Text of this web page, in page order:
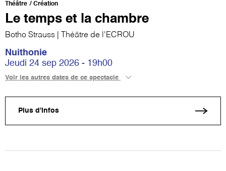
Théâtre Création
Le temps et la chambre
Botho Strauss | Théâtre de l'ECROU
Nuithonie
Jeudi 24 sep 2026 - 19h00
Voir les autres dates de ce spectacle
Plus d'infos